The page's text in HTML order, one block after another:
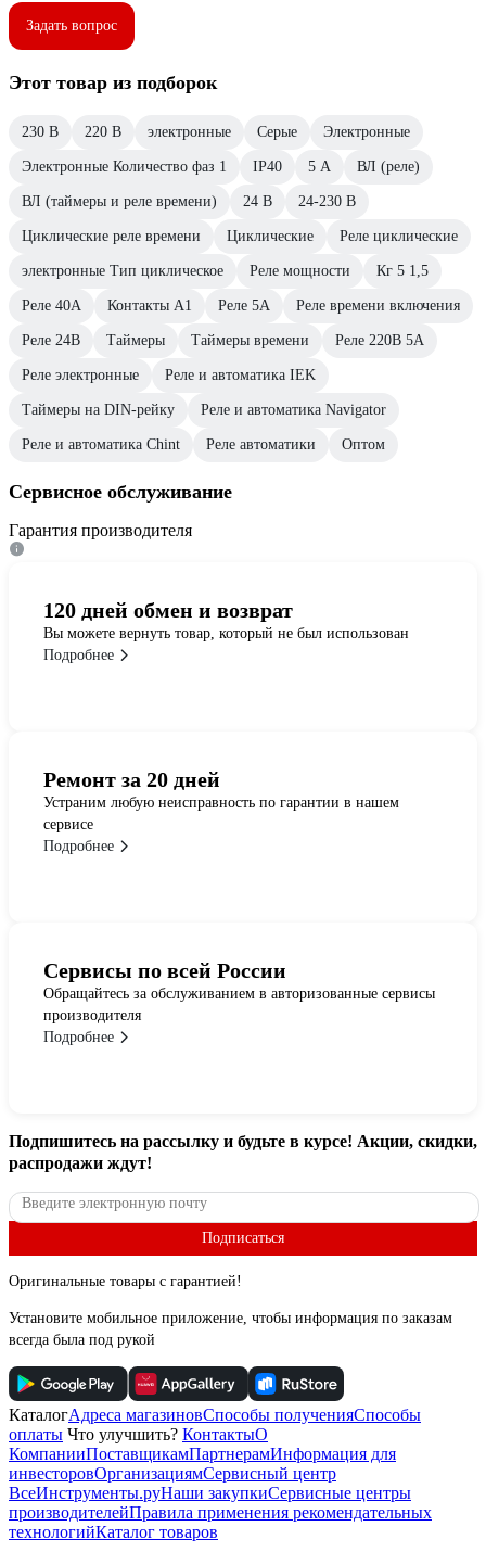
Задать вопрос
Этот товар из подборок
230 В 220 В электронные Серые Электронные
Электронные Количество фаз 1 IP40 5 А ВЛ (реле)
ВЛ (таймеры и реле времени) 24 В 24-230 В
Циклические реле времени Циклические Реле циклические
электронные Тип циклическое Реле мощности Кг 5 1,5
Реле 40А Контакты A1 Реле 5А Реле времени включения
Реле 24В Таймеры Таймеры времени Реле 220В 5А
Реле электронные Реле и автоматика IEK
Таймеры на DIN-рейку Реле и автоматика Navigator
Реле и автоматика Chint Реле автоматики Оптом
Сервисное обслуживание
Гарантия производителя
120 дней обмен и возврат
Вы можете вернуть товар, который не был использован
Подробнее
Ремонт за 20 дней
Устраним любую неисправность по гарантии в нашем
сервисе
Подробнее
Сервисы по всей России
Обращайтесь за обслуживанием в авторизованные сервисы
производителя
Подробнее
Подпишитесь на рассылку и будьте в курсе! Акции, скидки,
распродажи ждут!
Подписаться
Оригинальные товары с гарантией!
Установите мобильное приложение, чтобы информация по заказам
всегда была под рукой
КаталогАдреса магазиновСпособы полученияСпособы
оплаты Что улучшить? КонтактыО
КомпанииПоставщикамПартнерамИнформация для
инвесторовОрганизациямСервисный центр
ВсеИнструменты.руНаши закупкиСервисные центры
производителейПравила применения рекомендательных
технологийКаталог товаров